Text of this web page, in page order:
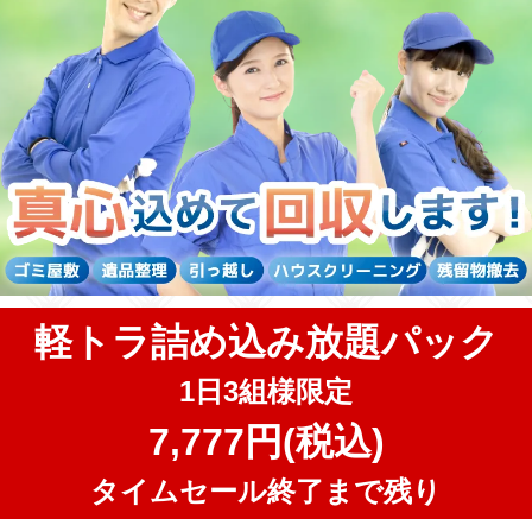
軽トラ詰め込み放題パック
1日3組様限定
7,777円(税込)
タイムセール終了まで残り